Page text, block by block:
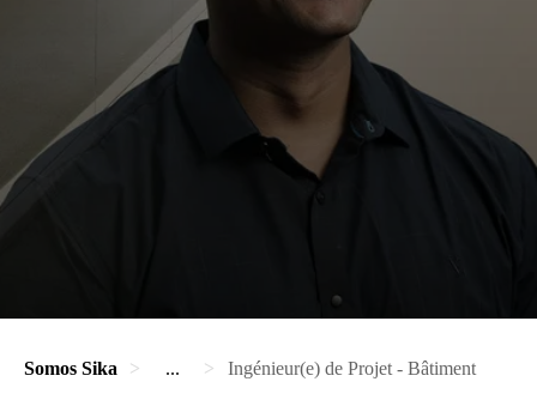
Somos Sika ... Ingénieur(e) de Projet - Bâtiment